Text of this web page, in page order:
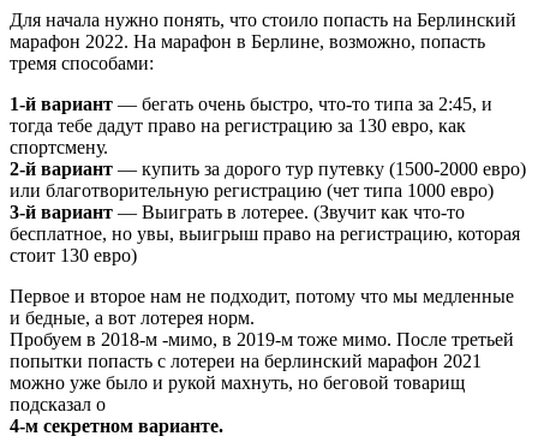
Для начала нужно понять, что стоило попасть на Берлинский
марафон 2022. На марафон в Берлине, возможно, попасть
тремя способами:
1-й вариант — бегать очень быстро, что-то типа за 2:45, и
тогда тебе дадут право на регистрацию за 130 евро, как
спортсмену.
2-й вариант — купить за дорого тур путевку (1500-2000 евро)
или благотворительную регистрацию (чет типа 1000 евро)
3-й вариант — Выиграть в лотерее. (Звучит как что-то
бесплатное, но увы, выигрыш право на регистрацию, которая
стоит 130 евро)
Первое и второе нам не подходит, потому что мы медленные
и бедные, а вот лотерея норм.
Пробуем в 2018-м -мимо, в 2019-м тоже мимо. После третьей
попытки попасть с лотереи на берлинский марафон 2021
можно уже было и рукой махнуть, но беговой товарищ
подсказал о
4-м секретном варианте.